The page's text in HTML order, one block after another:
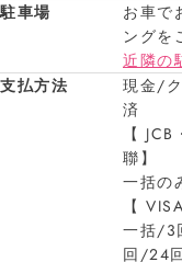
駐車場
お車で
ングを
近隣の
支払方法
現金/
済
【
聯】
一括の
【
一括/
回/24